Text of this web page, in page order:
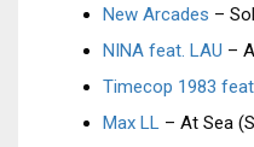
New Arcades –
NINA feat. LAU –
Timecop 1983
Max LL – At Sea